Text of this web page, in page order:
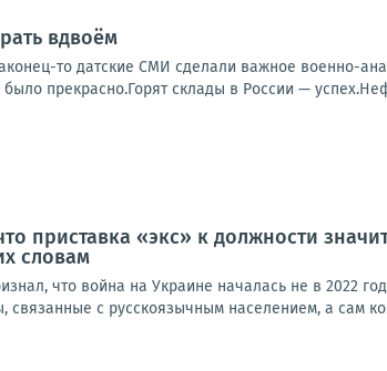
вдвоём
то датские СМИ сделали важное военно-
прекрасно.Горят склады в России —
приставка «экс» к должности
словам
что война на Украине началась не в 2022
связанные с русскоязычным населением, а сам